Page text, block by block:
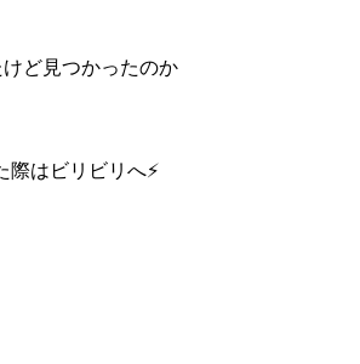
ど見つかったのか
際はビリビリへ⚡️